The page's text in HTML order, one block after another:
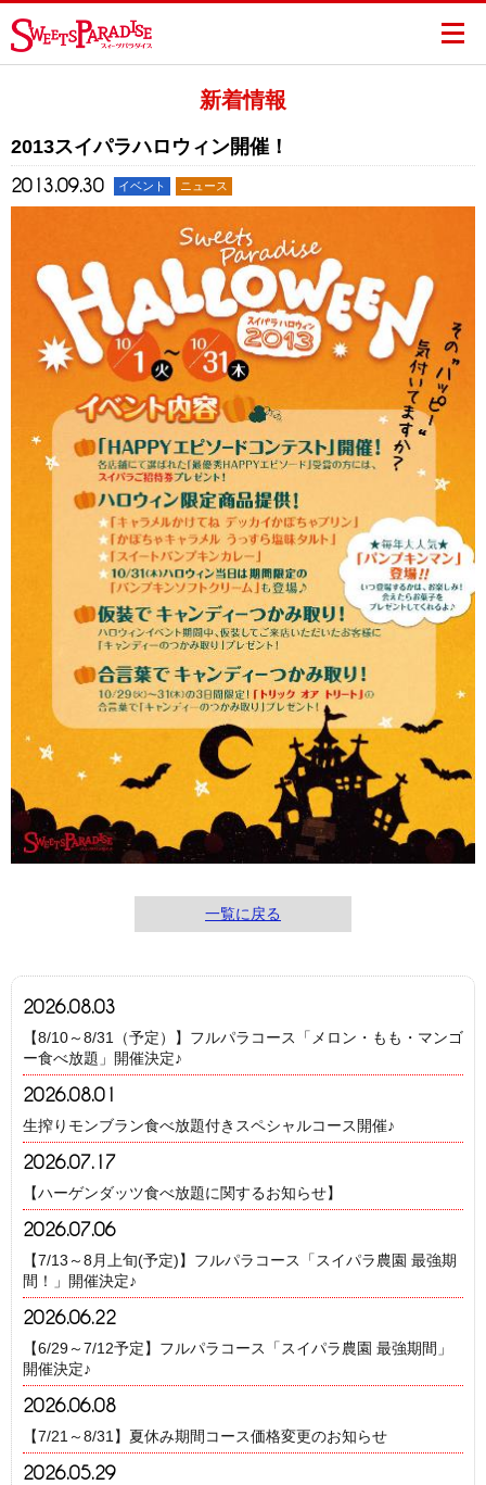
新着情報
2026.08.03
【8/10～8/31（予定）】フルパラコース「メロン・もも・マンゴ
ー食べ放題」開催決定♪
2026.08.01
生搾りモンブラン食べ放題付きスペシャルコース開催♪
2026.07.17
【ハーゲンダッツ食べ放題に関するお知らせ】
2026.07.06
【7/13～8月上旬(予定)】フルパラコース「スイパラ農園 最強期
間！」開催決定♪
2026.06.22
【6/29～7/12予定】フルパラコース「スイパラ農園 最強期間」
開催決定♪
2026.06.08
【7/21～8/31】夏休み期間コース価格変更のお知らせ
2026.05.29
2013スイパラハロウィン開催！
2013.09.30 イベント ニュース
一覧に戻る